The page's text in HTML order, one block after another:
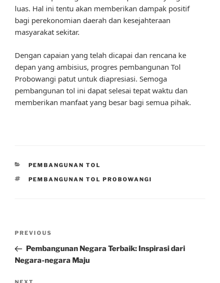
luas. Hal ini tentu akan memberikan dampak positif
bagi perekonomian daerah dan kesejahteraan
masyarakat sekitar.
Dengan capaian yang telah dicapai dan rencana ke
depan yang ambisius, progres pembangunan Tol
Probowangi patut untuk diapresiasi. Semoga
pembangunan tol ini dapat selesai tepat waktu dan
memberikan manfaat yang besar bagi semua pihak.
CATEGORIES
PEMBANGUNAN TOL
TAGS
PEMBANGUNAN TOL PROBOWANGI
Previous
Post
PREVIOUS
Pembangunan Negara Terbaik: Inspirasi dari
Negara-negara Maju